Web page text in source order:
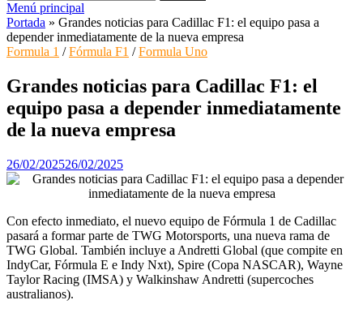
Menú principal
Portada » Grandes noticias para Cadillac F1: el equipo pasa a
depender inmediatamente de la nueva empresa
Formula 1 /Fórmula F1 /Formula Uno
Grandes noticias para Cadillac F1: el
equipo pasa a depender inmediatamente
de la nueva empresa
26/02/202526/02/2025
Con efecto inmediato, el nuevo equipo de Fórmula 1 de Cadillac
pasará a formar parte de TWG Motorsports, una nueva rama de
TWG Global. También incluye a Andretti Global (que compite en
IndyCar, Fórmula E e Indy Nxt), Spire (Copa NASCAR), Wayne
Taylor Racing (IMSA) y Walkinshaw Andretti (supercoches
australianos).